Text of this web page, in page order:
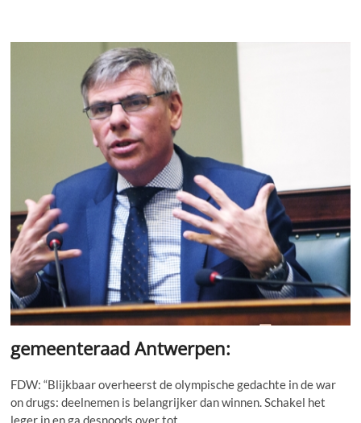
website
gemeenteraad Antwerpen:
FDW: “Blijkbaar overheerst de olympische gedachte in de war
on drugs: deelnemen is belangrijker dan winnen. Schakel het
leger in en ga desnoods over tot…